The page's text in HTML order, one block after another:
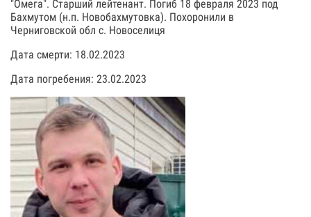
"Омега". Старший лейтенант. Погиб 18 февраля 2023 под
Бахмутом (н.п. Новобахмутовка). Похоронили в
Черниговской обл с. Новоселиця
Дата смерти: 18.02.2023
Дата погребения: 23.02.2023